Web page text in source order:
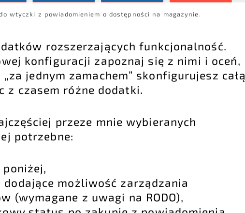
wtyczki z powiadomieniem o dostępności na magazynie.
rozszerzających funkcjonalność.
konfiguracji zapoznaj się z nimi i oceń,
jednym zamachem” skonfigurujesz całą
z czasem różne dodatki.
przeze mnie wybieranych
potrzebne:
możliwość zarządzania
(wymagane z uwagi na RODO),